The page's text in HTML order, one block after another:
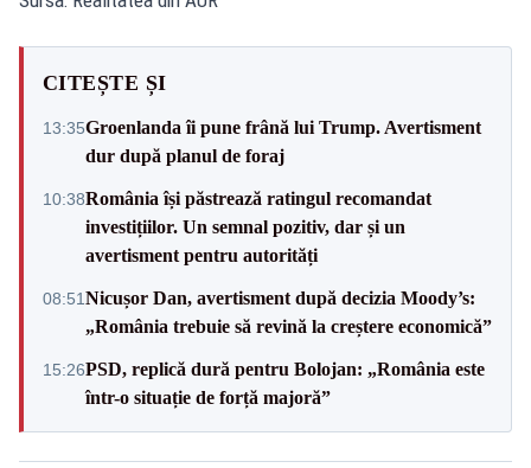
CITEȘTE ȘI
13:35Groenlanda îi pune frână lui Trump. Avertisment
dur după planul de foraj
10:38România își păstrează ratingul recomandat
investițiilor. Un semnal pozitiv, dar și un
avertisment pentru autorități
08:51Nicușor Dan, avertisment după decizia Moody’s:
„România trebuie să revină la creștere economică”
15:26PSD, replică dură pentru Bolojan: „România este
într-o situație de forță majoră”